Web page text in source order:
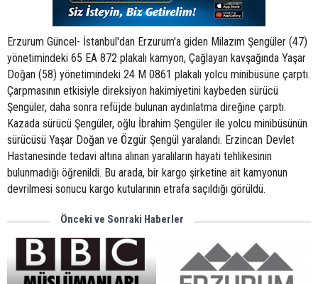
Erzurum Güncel- İstanbul'dan Erzurum'a giden Milazım Şengüler (47)
yönetimindeki 65 EA 872 plakalı kamyon, Çağlayan kavşağında Yaşar
Doğan (58) yönetimindeki 24 M 0861 plakalı yolcu minibüsüne çarptı.
Çarpmasının etkisiyle direksiyon hakimiyetini kaybeden sürücü
Şengüler, daha sonra refüjde bulunan aydınlatma direğine çarptı.
Kazada sürücü Şengüler, oğlu İbrahim Şengüler ile yolcu minibüsünün
sürücüsü Yaşar Doğan ve Özgür Şengül yaralandı. Erzincan Devlet
Hastanesinde tedavi altına alınan yaralıların hayati tehlikesinin
bulunmadığı öğrenildi. Bu arada, bir kargo şirketine ait kamyonun
devrilmesi sonucu kargo kutularının etrafa saçıldığı görüldü.
Önceki ve Sonraki Haberler